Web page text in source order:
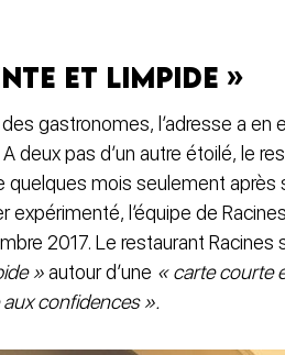
et limpide »
gastronomes, l’adresse a
deux pas d’un autre étoilé, le
quelques mois seulement après
expérimenté, l’équipe de
2017. Le restaurant Racines
»autour d’une « carte courte
confidences ».